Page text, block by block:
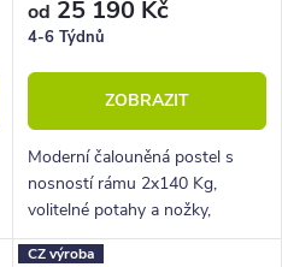
od 25 190 Kč
4-6 Týdnů
ZOBRAZIT
Moderní čalouněná postel s
nosností rámu 2x140 Kg,
volitelné potahy a nožky,
hluboký úložný prostor.
CZ výroba